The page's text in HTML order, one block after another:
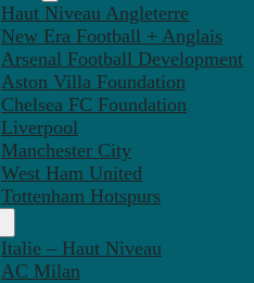
Haut Niveau Angleterre
New Era Football + Anglais
Arsenal Football Development
Aston Villa Foundation
Chelsea FC Foundation
Liverpool
Manchester City
West Ham United
Tottenham Hotspurs
Italie – Haut Niveau
AC Milan